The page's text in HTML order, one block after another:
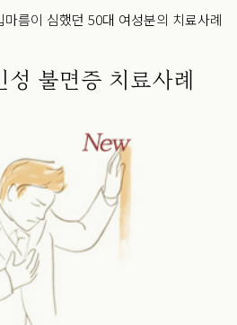
름이 심했던 50대 여성분의 치료사례
불면증 치료사례